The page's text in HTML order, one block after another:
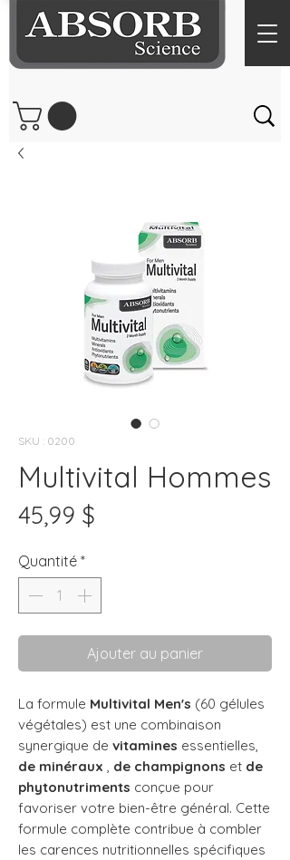
SKU : 0200
Multivital Hommes
45,99 $
Quantité *
Ajouter au panier
La formule Multivital Men's (60 gélules
végétales) est une combinaison
synergique de vitamines essentielles,
de minéraux , de champignons et de
phytonutriments conçue pour
favoriser votre bien-être général. Cette
formule complète contribue à combler
les carences nutritionnelles spécifiques